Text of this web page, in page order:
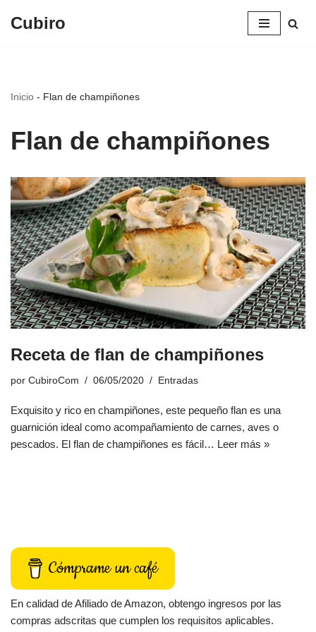
Cubiro
Inicio - Flan de champiñones
Flan de champiñones
Receta de flan de champiñones
por CubiroCom 06/05/2020 Entradas
Exquisito y rico en champiñones, este pequeño flan es una
guarnición ideal como acompañamiento de carnes, aves o
pescados. El flan de champiñones es fácil… Leer más »
Cómprame un café
En calidad de Afiliado de Amazon, obtengo ingresos por las
compras adscritas que cumplen los requisitos aplicables.